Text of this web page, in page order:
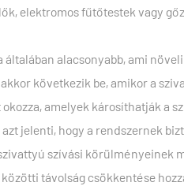
elektromos fűtőtestek vagy
alacsonyabb, ami
következik be, amikor a
amelyek károsíthatják a
jelenti, hogy a rendszernek
szívási körülményeinek
távolság csökkentése